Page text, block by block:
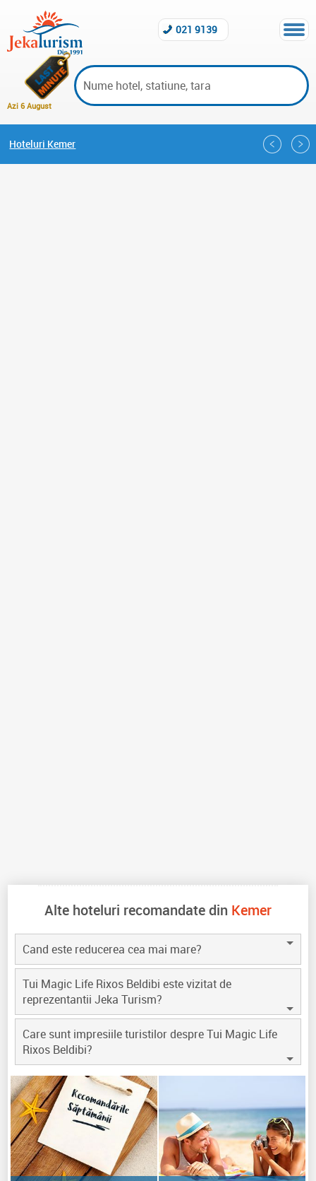
Azi 6 August
021 9139
Hoteluri Kemer
Alte hoteluri recomandate din Kemer
Cand este reducerea cea mai mare?
Tui Magic Life Rixos Beldibi este vizitat de
reprezentantii Jeka Turism?
Care sunt impresiile turistilor despre Tui Magic Life
Rixos Beldibi?